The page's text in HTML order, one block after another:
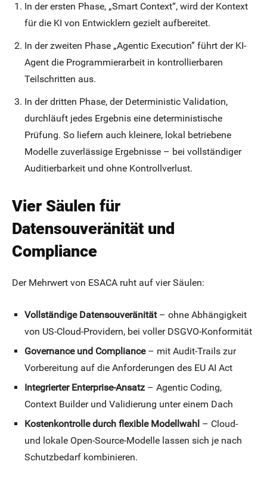
In der ersten Phase, „Smart Context“, wird der Kontext
für die KI von Entwicklern gezielt aufbereitet.
In der zweiten Phase „Agentic Execution” führt der KI-
Agent die Programmierarbeit in kontrollierbaren
Teilschritten aus.
In der dritten Phase, der Deterministic Validation,
durchläuft jedes Ergebnis eine deterministische
Prüfung. So liefern auch kleinere, lokal betriebene
Modelle zuverlässige Ergebnisse – bei vollständiger
Auditierbarkeit und ohne Kontrollverlust.
Vier Säulen für
Datensouveränität und
Compliance
Der Mehrwert von ESACA ruht auf vier Säulen:
Vollständige Datensouveränität– ohne Abhängigkeit
von US-Cloud-Providern, bei voller DSGVO-Konformität
Governance und Compliance– mit Audit-Trails zur
Vorbereitung auf die Anforderungen des EU AI Act
Integrierter Enterprise-Ansatz – Agentic Coding,
Context Builder und Validierung unter einem Dach
Kostenkontrolle durch flexible Modellwahl – Cloud-
und lokale Open-Source-Modelle lassen sich je nach
Schutzbedarf kombinieren.